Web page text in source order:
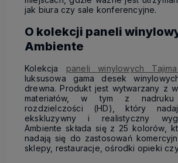
jak biura czy sale konferencyjne.
O kolekcji paneli
Ambiente
Kolekcja paneli winylowych
luksusowa gama desek
drewna. Produkt jest wytwarzany z
materiałów, w tym z
rozdzielczości (HD), który
ekskluzywny i realistyczny
Ambiente składa się z 25 kolorów,
nadają się do zastosowań
sklepy, restauracje, ośrodki opieki